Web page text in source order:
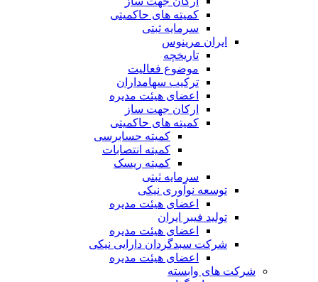
کمیته های حاکمیتی
سرمایه ثبتی
ایران مرینوس
تاریخچه
موضوع فعالیت
ترکیب سهامداران
اعضای هیئت مدیره
ارکان جهت ساز
کمیته های حاکمیتی
کمیته حسابرسی
کمیته انتصابات
کمیته ریسک
سرمایه ثبتی
توسعه نوآوری نیکی
اعضای هیئت مدیره
تولید فیبر ایران
اعضای هیئت مدیره
شرکت سبدگردان دارایی نیکی
اعضای هیئت مدیره
شرکت های وابسته